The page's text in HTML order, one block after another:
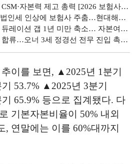
자본력 제고 총력 [2026 보험사 경영전략]
주춤…현대해상·한화생명 순익 반토막 [2025 금융사 실적 전망]
1년 미만 축소… 자본여력 강화 [보험사 ALM 전략 ③]
정경선 전무 진입 촉각 [생보 빅3 손보 빅5 이사회 분석 ⑥]
이를 보면, ▲2025년 1분기
53.7% ▲2025년 3분기
65.9% 등으로 집계됐다. 다
기본자본비율이 50% 내외
, 연말에는 이를 60%대까지